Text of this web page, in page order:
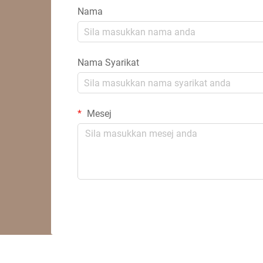
Nama
Nama Syarikat
Mesej